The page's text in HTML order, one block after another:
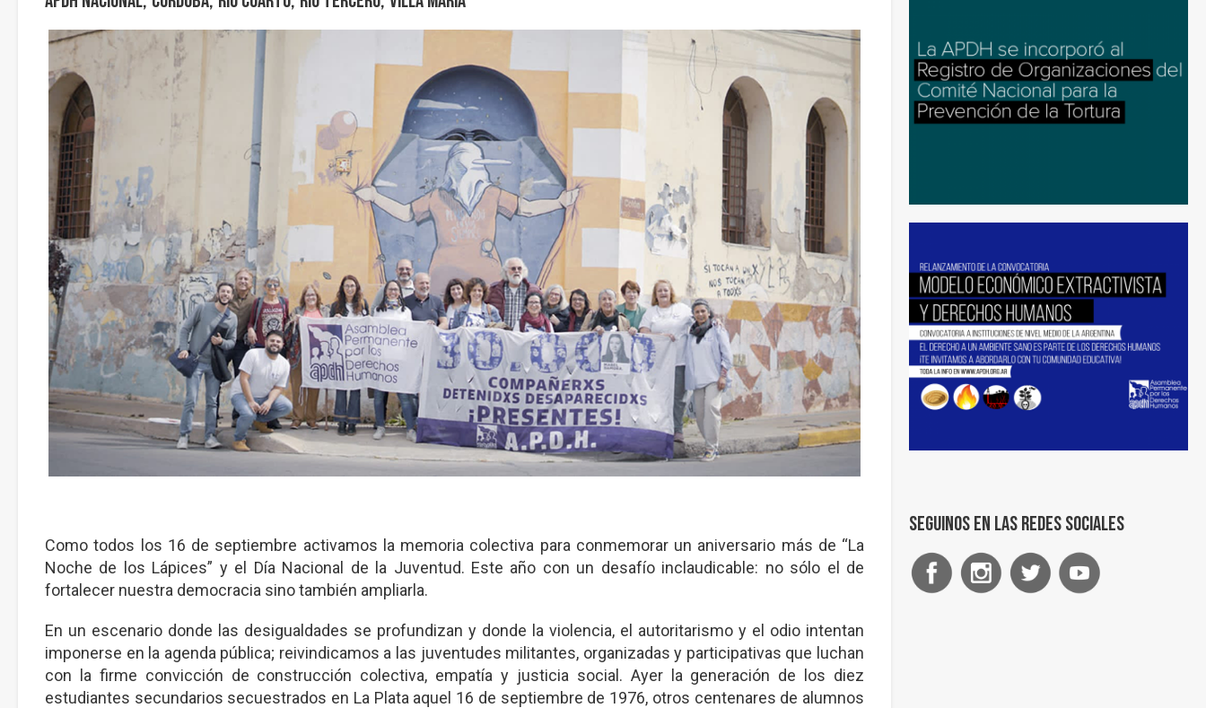
Como todos los 16 de septiembre activamos la memoria colectiva para conmemorar un aniversario más de “La
Noche de los Lápices” y el Día Nacional de la Juventud. Este año con un desafío inclaudicable: no sólo el de
fortalecer nuestra democracia sino también ampliarla.
En un escenario donde las desigualdades se profundizan y donde la violencia, el autoritarismo y el odio intentan
imponerse en la agenda pública; reivindicamos a las juventudes militantes, organizadas y participativas que luchan
con la firme convicción de construcción colectiva, empatía y justicia social. Ayer la generación de los diez
estudiantes secundarios secuestrados en La Plata aquel 16 de septiembre de 1976, otros centenares de alumnos
Seguinos en las redes sociales